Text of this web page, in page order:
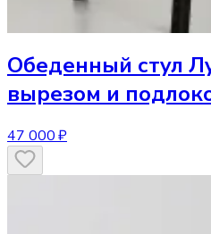
Обеденный стул
вырезом и
47 000 ₽